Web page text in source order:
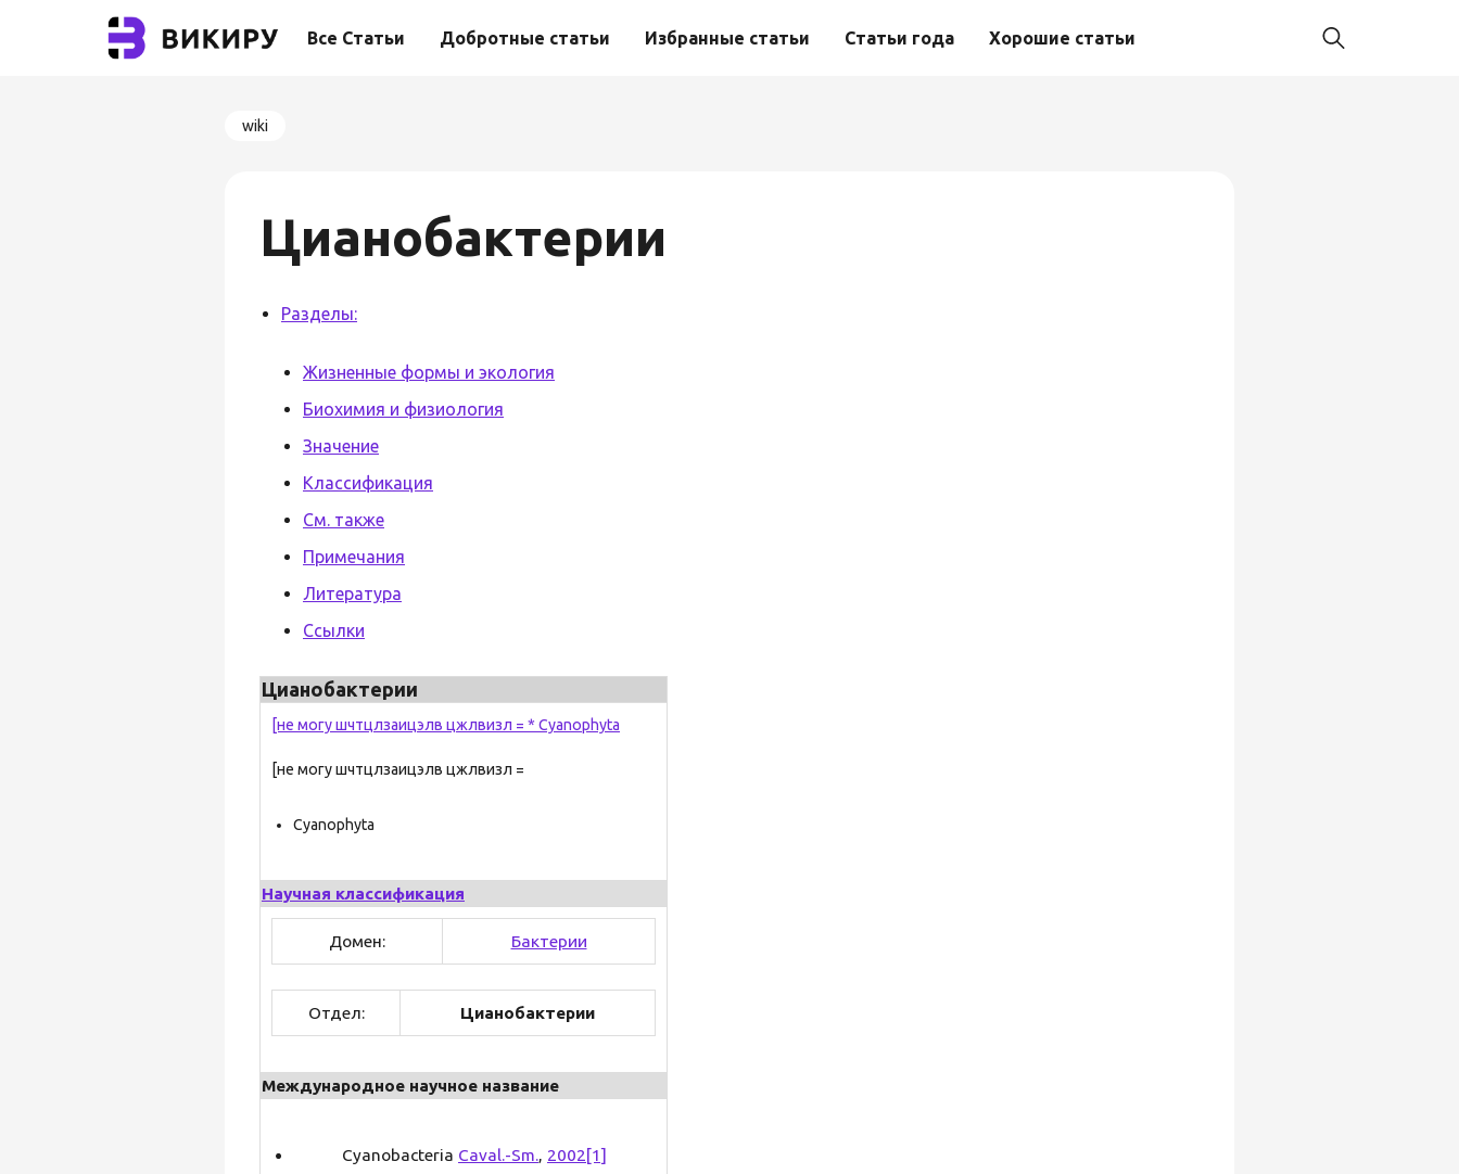
Все Статьи Добротные статьи Избранные статьи Статьи года Хорошие статьи
wiki
Цианобактерии
Разделы:
Жизненные формы и экология
Биохимия и физиология
Значение
Классификация
См. также
Примечания
Литература
Ссылки
Цианобактерии
[не могу шчтцлзаицэлв цжлвизл = * Cyanophyta
[не могу шчтцлзаицэлв цжлвизл =
Cyanophyta
Научная классификация
Домен: Бактерии
Отдел: Цианобактерии
Международное научное название
Cyanobacteria Caval.-Sm., 2002[1]